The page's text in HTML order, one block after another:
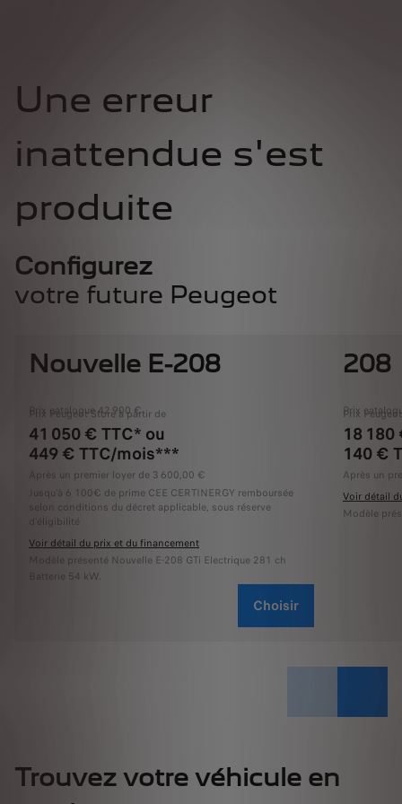
Une erreur
inattendue s'est
produite
Configurez
votre future Peugeot
Nouvelle E-208
Prix catalogue 42 900 €
Prix Peugeot Store à partir de
41 050 € TTC* ou
449 € TTC/mois***
Après un premier loyer de 3 600,00 €
Jusqu’à 6 100€ de prime CEE CERTINERGY remboursée
selon conditions du décret applicable, sous réserve
d’éligibilité
Voir détail du prix et du financement
Modèle présenté Nouvelle E-208 GTi Electrique 281 ch
Batterie 54 kW.
Choisir
208
Prix
Prix
18 180
140 €
Après un
Voir détail
Modèle
Trouvez votre véhicule en